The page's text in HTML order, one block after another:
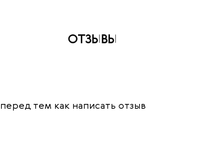
ОТЗЫВЫ
перед тем как написать отзыв